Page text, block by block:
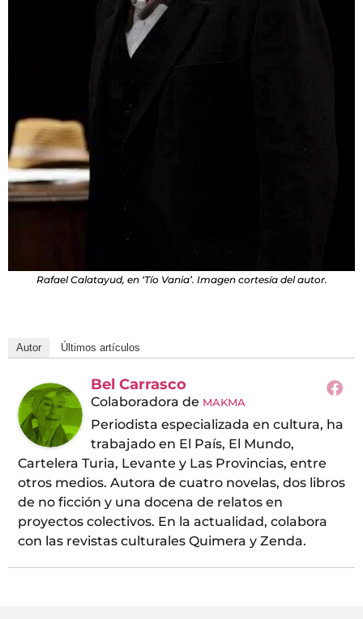
Rafael Calatayud, en ‘Tío Vania’. Imagen cortesía del autor.
Autor Últimos artículos
Bel Carrasco
Colaboradora de MAKMA
Periodista especializada en cultura, ha
trabajado en El País, El Mundo,
Cartelera Turia, Levante y Las Provincias, entre
otros medios. Autora de cuatro novelas, dos libros
de no ficción y una docena de relatos en
proyectos colectivos. En la actualidad, colabora
con las revistas culturales Quimera y Zenda.